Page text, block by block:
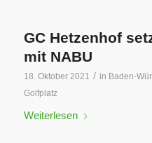
GC Hetzenhof
mit NABU
18. Oktober 2021 / in Baden-
Golfplatz
Weiterlesen